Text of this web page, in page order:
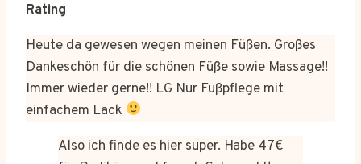
Rating
Heute da gewesen wegen meinen Füßen. Großes
Dankeschön für die schönen Füße sowie Massage!!
Immer wieder gerne!! LG Nur Fußpflege mit
einfachem Lack
Also ich finde es hier super. Habe 47€